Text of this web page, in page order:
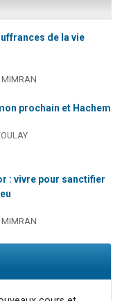
de la vie
prochain et Hachem
: vivre pour sanctifier